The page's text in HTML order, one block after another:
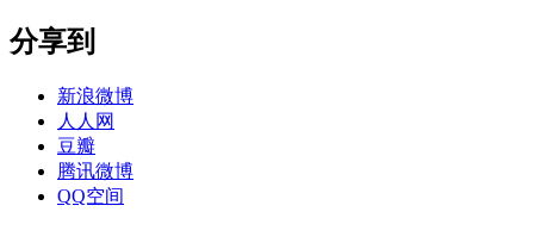
分享到
新浪微博
人人网
豆瓣
腾讯微博
QQ空间